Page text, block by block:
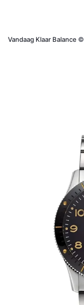
Vandaag Klaar Balance ©